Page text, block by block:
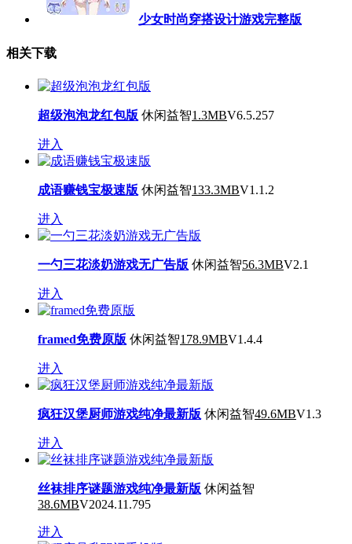
少女时尚穿搭设计游戏完整版
相关下载
超级泡泡龙红包版 休闲益智1.3MBV6.5.257
进入
成语赚钱宝极速版 休闲益智133.3MBV1.1.2
进入
一勺三花淡奶游戏无广告版 休闲益智56.3MBV2.1
进入
framed免费原版 休闲益智178.9MBV1.4.4
进入
疯狂汉堡厨师游戏纯净最新版 休闲益智49.6MBV1.3
进入
丝袜排序谜题游戏纯净最新版 休闲益智
38.6MBV2024.11.795
进入